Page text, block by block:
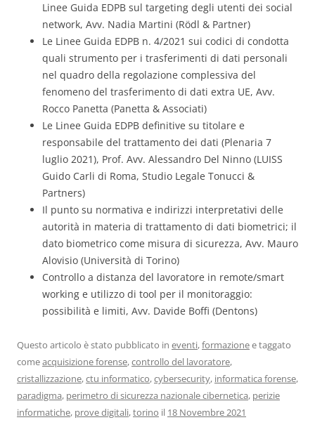
Linee Guida EDPB sul targeting degli utenti dei social
network, Avv. Nadia Martini (Rödl & Partner)
Le Linee Guida EDPB n. 4/2021 sui codici di condotta
quali strumento per i trasferimenti di dati personali
nel quadro della regolazione complessiva del
fenomeno del trasferimento di dati extra UE, Avv.
Rocco Panetta (Panetta & Associati)
Le Linee Guida EDPB definitive su titolare e
responsabile del trattamento dei dati (Plenaria 7
luglio 2021), Prof. Avv. Alessandro Del Ninno (LUISS
Guido Carli di Roma, Studio Legale Tonucci &
Partners)
Il punto su normativa e indirizzi interpretativi delle
autorità in materia di trattamento di dati biometrici; il
dato biometrico come misura di sicurezza, Avv. Mauro
Alovisio (Università di Torino)
Controllo a distanza del lavoratore in remote/smart
working e utilizzo di tool per il monitoraggio:
possibilità e limiti, Avv. Davide Boffi (Dentons)
Questo articolo è stato pubblicato in eventi,formazionee taggato
comeacquisizione forense,controllo del lavoratore,
cristallizzazione,ctu informatico,cybersecurity, informatica forense,
paradigma, perimetro di sicurezza nazionale cibernetica, perizie
informatiche, prove digitali,torino il 18 Novembre 2021